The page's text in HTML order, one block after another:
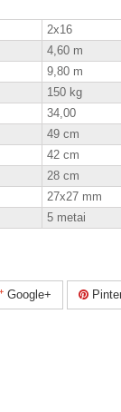
2x16
4,60 m
9,80 m
150 kg
34,00
49 cm
42 cm
28 cm
27x27 mm
5 metai
Google+